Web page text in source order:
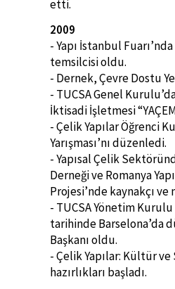
etti.
2009
- Yapı İstanbul
temsilcisi oldu.
- Dernek, Çevre Dostu
- TUCSA Genel
İktisadi İşletmesi
- Çelik Yapılar Öğrenci
Yarışması’nı düzenledi.
- Yapısal Çelik
Derneği ve Romanya
Projesi’nde kaynakçı
- TUCSA Yönetim Kurulu
tarihinde Barselona’da
Başkanı oldu.
- Çelik Yapılar: Kültür
hazırlıkları başladı.